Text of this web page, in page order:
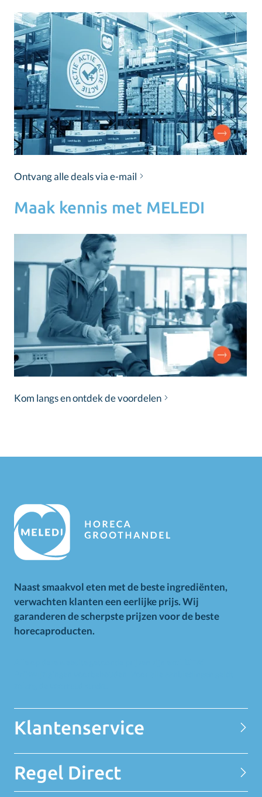
Ontvang alle deals via e-mail
Maak kennis met MELEDI
Kom langs en ontdek de voordelen
Naast smaakvol eten met de beste ingrediënten,
verwachten klanten een eerlijke prijs. Wij
garanderen de scherpste prijzen voor de beste
horecaproducten.
Klantenservice
Contact
Privacy Statement
Over MELEDI
Regel Direct